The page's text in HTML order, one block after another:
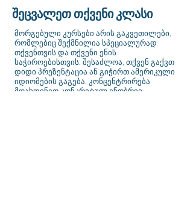
შეცვალეთ თქვენი კლასი
მორგებული კურსები არის გაკვეთილები,
რომლებიც შექმნილია სპეციალურად
თქვენთვის და თქვენი ენის
საჭიროებისთვის. შესაძლოა, თქვენ გაქვთ
დიდი პრეზენტაცია ან გიჭირთ ამერიკული
იდიომების გაგება. კონცენტრირება
მოახდინეთ კონკრეტულ ენობრივ